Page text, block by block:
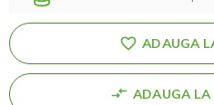
ADAUGA
ADAUGA LA